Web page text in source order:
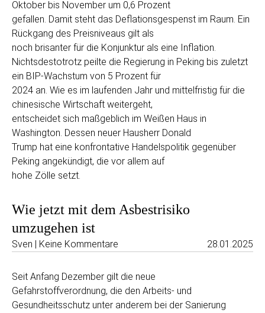
Oktober bis November um 0,6 Prozent
gefallen. Damit steht das Deflationsgespenst im Raum. Ein
Rückgang des Preisniveaus gilt als
noch brisanter für die Konjunktur als eine Inflation.
Nichtsdestotrotz peilte die Regierung in Peking bis zuletzt
ein BIP-Wachstum von 5 Prozent für
2024 an. Wie es im laufenden Jahr und mittelfristig für die
chinesische Wirtschaft weitergeht,
entscheidet sich maßgeblich im Weißen Haus in
Washington. Dessen neuer Hausherr Donald
Trump hat eine konfrontative Handelspolitik gegenüber
Peking angekündigt, die vor allem auf
hohe Zölle setzt.
Wie jetzt mit dem Asbestrisiko
umzugehen ist
Sven | Keine Kommentare 28.01.2025
Seit Anfang Dezember gilt die neue
Gefahrstoffverordnung, die den Arbeits- und
Gesundheitsschutz unter anderem bei der Sanierung